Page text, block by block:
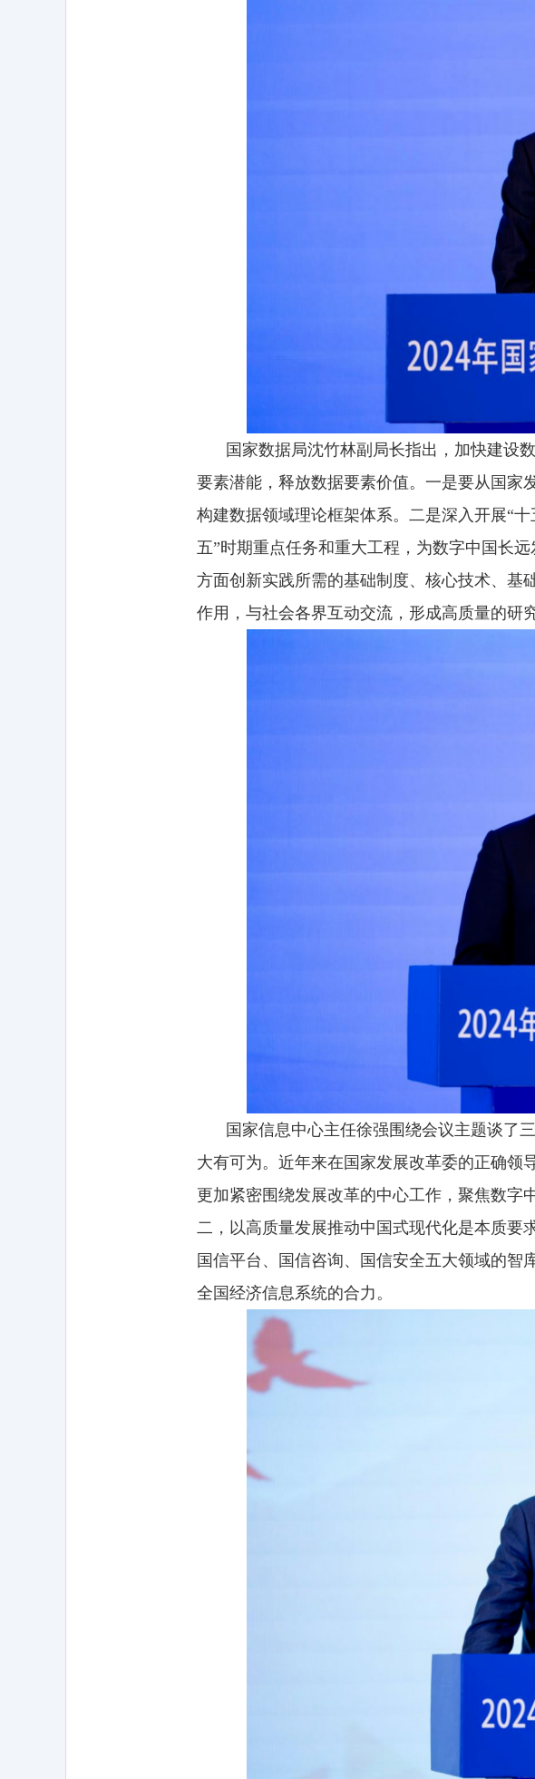
国家数据局沈竹林副局长指出，加快建设
要素潜能，释放数据要素价值。一是要从国家
构建数据领域理论框架体系。二是深入开展“
五”时期重点任务和重大工程，为数字中国长
方面创新实践所需的基础制度、核心技术、基
作用，与社会各界互动交流，形成高质量的研
国家信息中心主任徐强围绕会议主题谈了
大有可为。近年来在国家发展改革委的正确领
更加紧密围绕发展改革的中心工作，聚焦数字
二，以高质量发展推动中国式现代化是本质要
国信平台、国信咨询、国信安全五大领域的
全国经济信息系统的合力。